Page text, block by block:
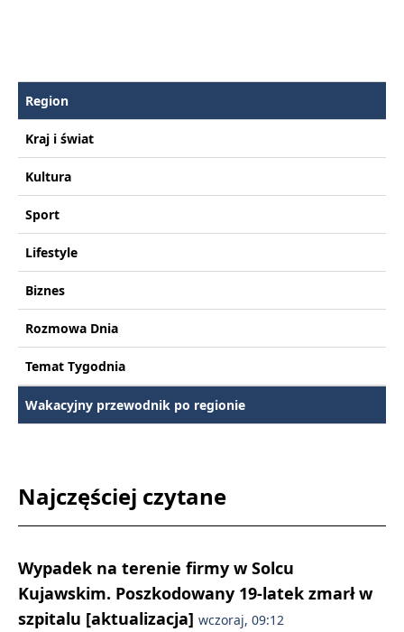
Region
Kraj i świat
Kultura
Sport
Lifestyle
Biznes
Rozmowa Dnia
Temat Tygodnia
Wakacyjny przewodnik po regionie
Najczęściej czytane
Wypadek na terenie firmy w Solcu
Kujawskim. Poszkodowany 19-latek zmarł w
szpitalu [aktualizacja] wczoraj, 09:12